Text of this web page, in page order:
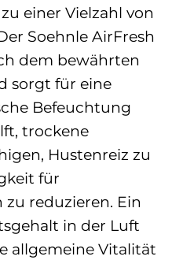
einer Vielzahl von
Soehnle AirFresh
dem bewährten
sorgt für eine
Befeuchtung
trockene
Hustenreiz zu
für
reduzieren. Ein
in der Luft
allgemeine Vitalität